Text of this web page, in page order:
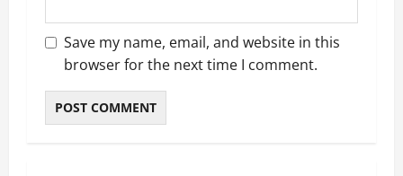
Save my name, email, and website in this
browser for the next time I comment.